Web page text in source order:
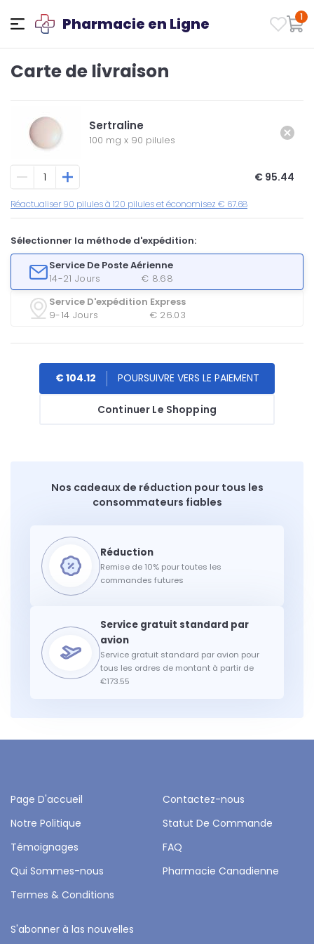
Pharmacie en Ligne 1
Carte de livraison
Sertraline
100 mg x 90 pilules
€ 95.44
Réactualiser 90 pilules à 120 pilules et économisez € 67.68
Sélectionner la méthode d'expédition:
Service De Poste Aérienne
14-21 Jours
€ 8.68
Service D'expédition Express
9-14 Jours
€ 26.03
Continuer Le Shopping
€ 104.12
Nos cadeaux de réduction pour tous les
consommateurs fiables
Remise de 10% pour toutes les
commandes futures
Service gratuit standard par avion pour
tous les ordres de montant à partir de
€173.55
Page D'accueil
Contactez-nous
Notre Politique
Statut De Commande
Témoignages
FAQ
Qui Sommes-nous
Pharmacie Canadienne
Termes & Conditions
S'abonner à las nouvelles